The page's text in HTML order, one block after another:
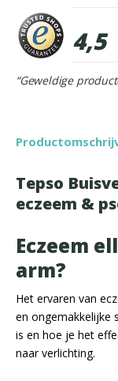
4,5
“Geweldige
Tepso
eczeem &
Eczeem
arm?
Het ervaren van
en ongemakkelijke
is en hoe je het
naar verlichting.